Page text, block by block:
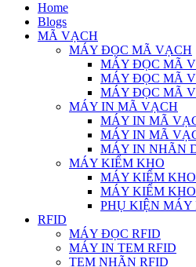
Home
Blogs
MÃ VẠCH
MÁY ĐỌC MÃ VẠCH
MÁY ĐỌC MÃ
MÁY ĐỌC MÃ
MÁY ĐỌC MÃ
MÁY IN MÃ VẠCH
MÁY IN MÃ
MÁY IN MÃ
MÁY IN NHÃN
MÁY KIỂM KHO
MÁY KIỂM
MÁY KIỂM
PHỤ KIỆN
RFID
MÁY ĐỌC RFID
MÁY IN TEM RFID
TEM NHÃN RFID